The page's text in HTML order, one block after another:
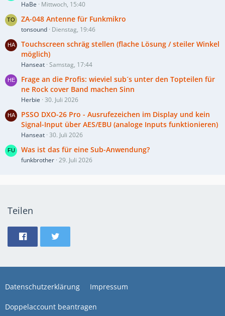
HaBe Mittwoch, 15:40
ZA-048 Antenne für Funkmikro
tonsound Dienstag, 19:46
Touchscreen schräg stellen (flache Lösung / steiler Winkel
möglich)
Hanseat Samstag, 17:44
Frage an die Profis: wieviel sub´s unter den Topteilen für
ne Rock cover Band machen Sinn
Herbie 30. Juli 2026
PSSO DXO-26 Pro - Ausrufezeichen im Display und kein
Signal-Input über AES/EBU (analoge Inputs funktionieren)
Hanseat 30. Juli 2026
Was ist das für eine Sub-Anwendung?
funkbrother 29. Juli 2026
Teilen
Datenschutzerklärung Impressum
Doppelaccount beantragen